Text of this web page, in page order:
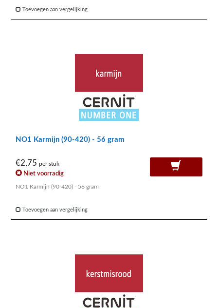
Toevoegen aan vergelijking
NO1 Karmijn (90-420) - 56 gram
€2,75 per stuk
Niet voorradig
NO1 Karmijn (90-420) - 56 gram
Toevoegen aan vergelijking